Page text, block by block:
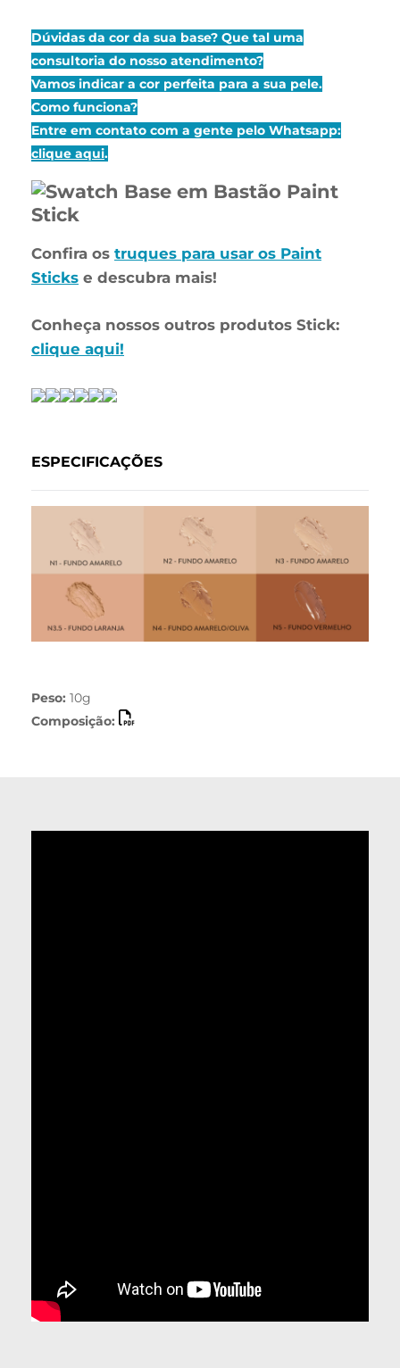
Dúvidas da cor da sua base? Que tal uma
consultoria do nosso atendimento?
Vamos indicar a cor perfeita para a sua pele.
Como funciona?
Entre em contato com a gente pelo Whatsapp:
clique aqui.
Confira os truques para usar os Paint
Sticks e descubra mais!
Conheça nossos outros produtos Stick:
clique aqui!
ESPECIFICAÇÕES
Peso: 10g
Composição: